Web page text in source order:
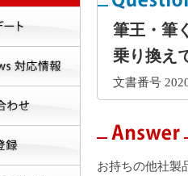
筆王・筆
乗り換え
文書番号
お持ちの他社製